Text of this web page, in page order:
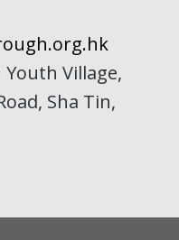
Village,
Sha Tin,